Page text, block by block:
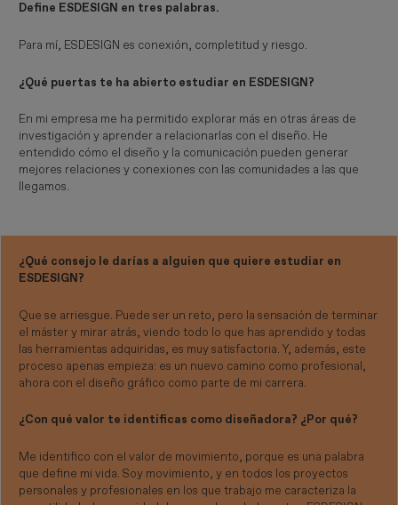
Define ESDESIGN en tres palabras.
Para mí, ESDESIGN es conexión, completitud y riesgo.
¿Qué puertas te ha abierto estudiar en ESDESIGN ?
En mi empresa me ha permitido explorar más en otras áreas de
investigación y aprender a relacionarlas con el diseño. He
entendido cómo el diseño y la comunicación pueden generar
mejores relaciones y conexiones con las comunidades a las que
llegamos.
¿Qué consejo le darías a alguien que quiere estudiar en
ESDESIGN?
Que se arriesgue. Puede ser un reto, pero la sensación de terminar
el máster y mirar atrás, viendo todo lo que has aprendido y todas
las herramientas adquiridas, es muy satisfactoria. Y, además, este
proceso apenas empieza: es un nuevo camino como profesional,
ahora con el diseño gráfico como parte de mi carrera.
¿Con qué valor te identificas como diseñadora? ¿Por qué?
Me identifico con el valor de movimiento, porque es una palabra
que define mi vida. Soy movimiento, y en todos los proyectos
personales y profesionales en los que trabajo me caracteriza la